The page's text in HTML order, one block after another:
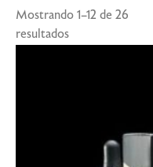
Mostrando 1–12 de 26
resultados